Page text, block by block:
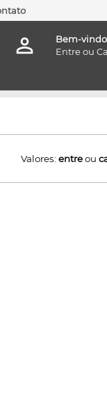
Bem-vindo
Entreou
Valores:entreou